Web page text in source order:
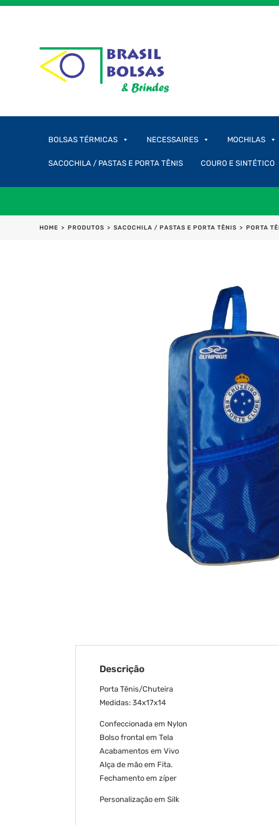
BOLSAS TÉRMICAS NECESSAIRES MOCHILAS
SACOCHILA / PASTAS E PORTA TÊNIS COURO E SINTÉTICO
HOME > PRODUTOS > SACOCHILA / PASTAS E PORTA TÊNIS > PORTA
Descrição
Porta Tênis/Chuteira
Medidas: 34x17x14
Confeccionada em Nylon
Bolso frontal em Tela
Acabamentos em Vivo
Alça de mão em Fita.
Fechamento em zíper
Personalização em Silk